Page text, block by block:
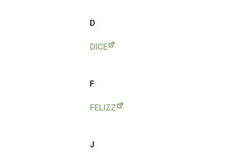
D
DICE
F
FELIZZ
J